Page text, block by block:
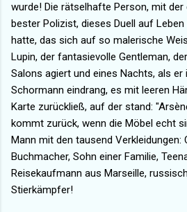
wurde! Die rätselhafte Person, mit der
bester Polizist, dieses Duell auf
hatte, das sich auf so malerische
Lupin, der fantasievolle Gentleman,
Salons agiert und eines Nachts, als er
Schormann eindrang, es mit leeren
Karte zurückließ, auf der stand:
kommt zurück, wenn die Möbel echt
Mann mit den tausend Verkleidungen:
Buchmacher, Sohn einer Familie,
Reisekaufmann aus Marseille,
Stierkämpfer!